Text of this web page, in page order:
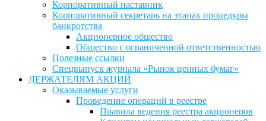
Корпоративный наставник
Корпоративный секретарь на этапах процедуры
банкротства
Акционерное общество
Общество с ограниченной ответственностью
Полезные ссылки
Спецвыпуск журнала «Рынок ценных бумаг»
ДЕРЖАТЕЛЯМ АКЦИЙ
Оказываемые услуги
Проведение операций в реестре
Правила ведения реестра акционеров